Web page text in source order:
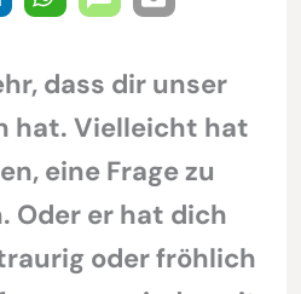
dass dir unser
hat. Vielleicht hat
eine Frage zu
Oder er hat dich
oder fröhlich